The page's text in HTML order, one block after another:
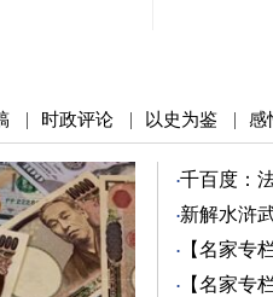
| 时政评论 | 以史为鉴 | 感
千百度：
贿？
新解水浒
（4） 图
【名家专
之争 图
【名家专